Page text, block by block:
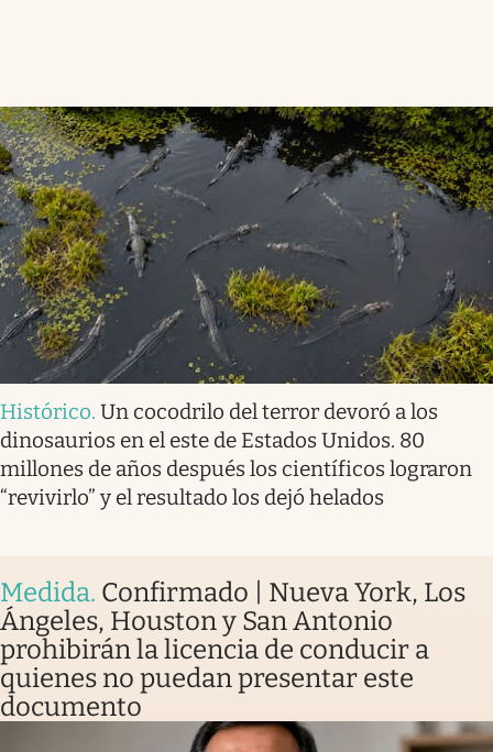
Histórico. Un cocodrilo del terror devoró a los
dinosaurios en el este de Estados Unidos. 80
millones de años después los científicos lograron
“revivirlo” y el resultado los dejó helados
Medida. Confirmado | Nueva York, Los
Ángeles, Houston y San Antonio
prohibirán la licencia de conducir a
quienes no puedan presentar este
documento